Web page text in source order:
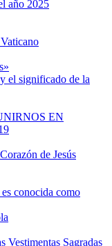
año 2025
el significado de la
EN
de Jesús
conocida como
Vestimentas Sagradas